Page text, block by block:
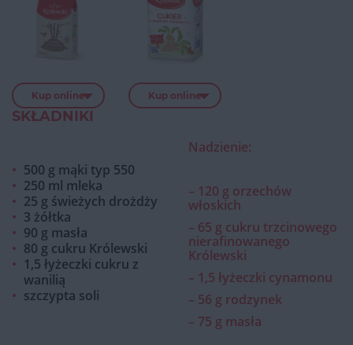
Kup online Kup online
SKŁADNIKI
500 g mąki typ 550
250 ml mleka
25 g świeżych drożdży
3 żółtka
90 g masła
80 g cukru Królewski
1,5 łyżeczki cukru z
wanilią
szczypta soli
Nadzienie:
– 120 g orzechów
włoskich
– 65 g cukru trzcinowego
nierafinowanego
Królewski
– 1,5 łyżeczki cynamonu
– 56 g rodzynek
– 75 g masła